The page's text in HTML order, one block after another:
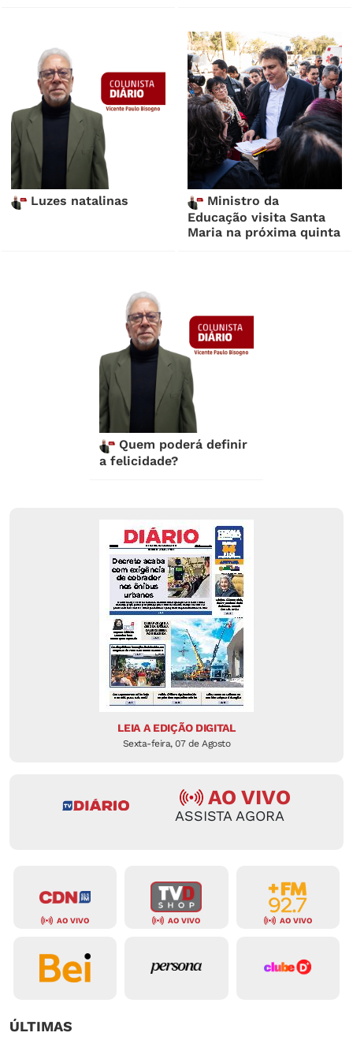
Luzes natalinas
Ministro da
Educação visita Santa
Maria na próxima quinta
Quem poderá definir
a felicidade?
LEIA A EDIÇÃO DIGITAL
Sexta-feira, 07 de Agosto
AO VIVO
ASSISTA AGORA
AO VIVO AO VIVO AO VIVO
ÚLTIMAS